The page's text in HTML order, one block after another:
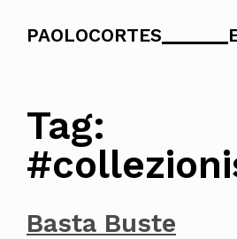
content
PAOLOCORTES
Tag:
Basta Buste